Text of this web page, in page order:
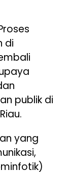
di
publik di
yang